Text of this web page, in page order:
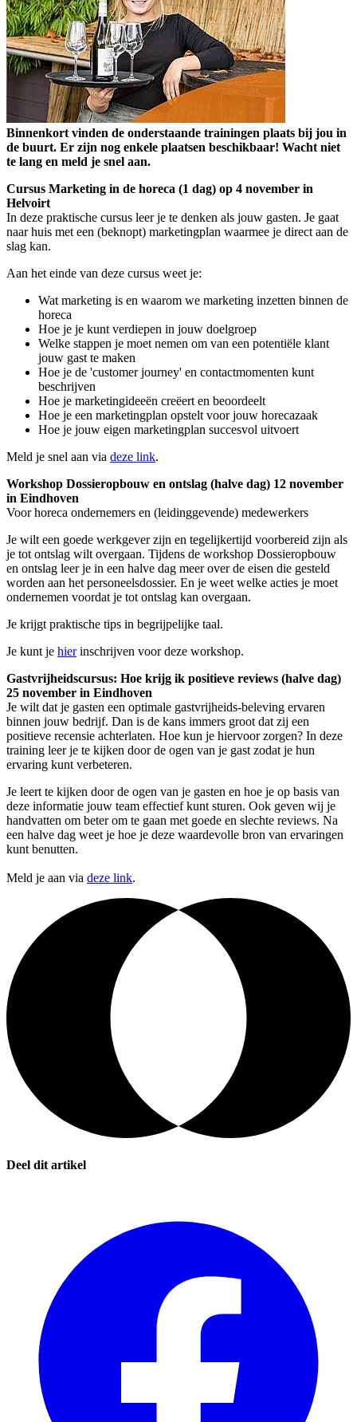
Binnenkort vinden de onderstaande trainingen plaats bij jou in
de buurt. Er zijn nog enkele plaatsen beschikbaar! Wacht niet
te lang en meld je snel aan.
Cursus Marketing in de horeca (1 dag) op 4 november in
Helvoirt
In deze praktische cursus leer je te denken als jouw gasten. Je gaat
naar huis met een (beknopt) marketingplan waarmee je direct aan de
slag kan.
Aan het einde van deze cursus weet je:
Wat marketing is en waarom we marketing inzetten binnen de
horeca
Hoe je je kunt verdiepen in jouw doelgroep
Welke stappen je moet nemen om van een potentiële klant
jouw gast te maken
Hoe je de 'customer journey' en contactmomenten kunt
beschrijven
Hoe je marketingideeën creëert en beoordeelt
Hoe je een marketingplan opstelt voor jouw horecazaak
Hoe je jouw eigen marketingplan succesvol uitvoert
Meld je snel aan via deze link.
Workshop Dossieropbouw en ontslag (halve dag) 12 november
in Eindhoven
Voor horeca ondernemers en (leidinggevende) medewerkers
Je wilt een goede werkgever zijn en tegelijkertijd voorbereid zijn als
je tot ontslag wilt overgaan. Tijdens de workshop Dossieropbouw
en ontslag leer je in een halve dag meer over de eisen die gesteld
worden aan het personeelsdossier. En je weet welke acties je moet
ondernemen voordat je tot ontslag kan overgaan.
Je krijgt praktische tips in begrijpelijke taal.
Je kunt je hierinschrijven voor deze workshop.
Gastvrijheidscursus: Hoe krijg ik positieve reviews (halve dag)
25 november in Eindhoven
Je wilt dat je gasten een optimale gastvrijheids-beleving ervaren
binnen jouw bedrijf. Dan is de kans immers groot dat zij een
positieve recensie achterlaten. Hoe kun je hiervoor zorgen? In deze
training leer je te kijken door de ogen van je gast zodat je hun
ervaring kunt verbeteren.
Je leert te kijken door de ogen van je gasten en hoe je op basis van
deze informatie jouw team effectief kunt sturen. Ook geven wij je
handvatten om beter om te gaan met goede en slechte reviews. Na
een halve dag weet je hoe je deze waardevolle bron van ervaringen
kunt benutten.
Meld je aan via deze link.
Deel dit artikel